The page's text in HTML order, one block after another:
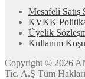
Mesafeli Satış
KVKK
Üyelik
Kullanım
Copyright © 2026
Tic. A.Ş Tüm Hakları